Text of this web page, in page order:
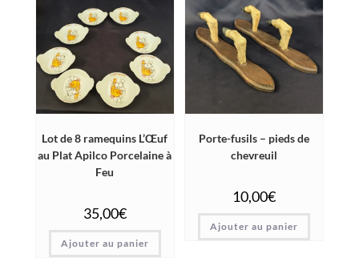
Lot de 8 ramequins L’Œuf
au Plat Apilco Porcelaine à
Feu
35,00€
Ajouter au panier
Porte-fusils – pieds de
chevreuil
10,00€
Ajouter au panier